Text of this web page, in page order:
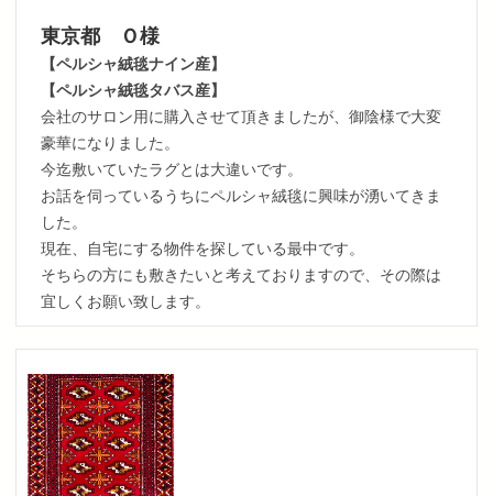
東京都 Ｏ様
【ペルシャ絨毯ナイン産】
【ペルシャ絨毯タバス産】
会社のサロン用に購入させて頂きましたが、御陰様で大変
豪華になりました。
今迄敷いていたラグとは大違いです。
お話を伺っているうちにペルシャ絨毯に興味が湧いてきま
した。
現在、自宅にする物件を探している最中です。
そちらの方にも敷きたいと考えておりますので、その際は
宜しくお願い致します。